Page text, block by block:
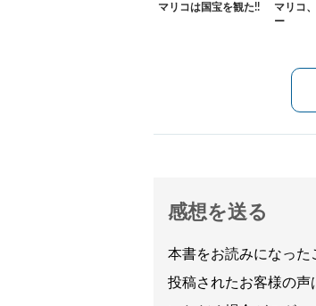
マリコは国宝を観た!!
マリコ
ー
感想を送る
本書をお読みになった
投稿されたお客様の声